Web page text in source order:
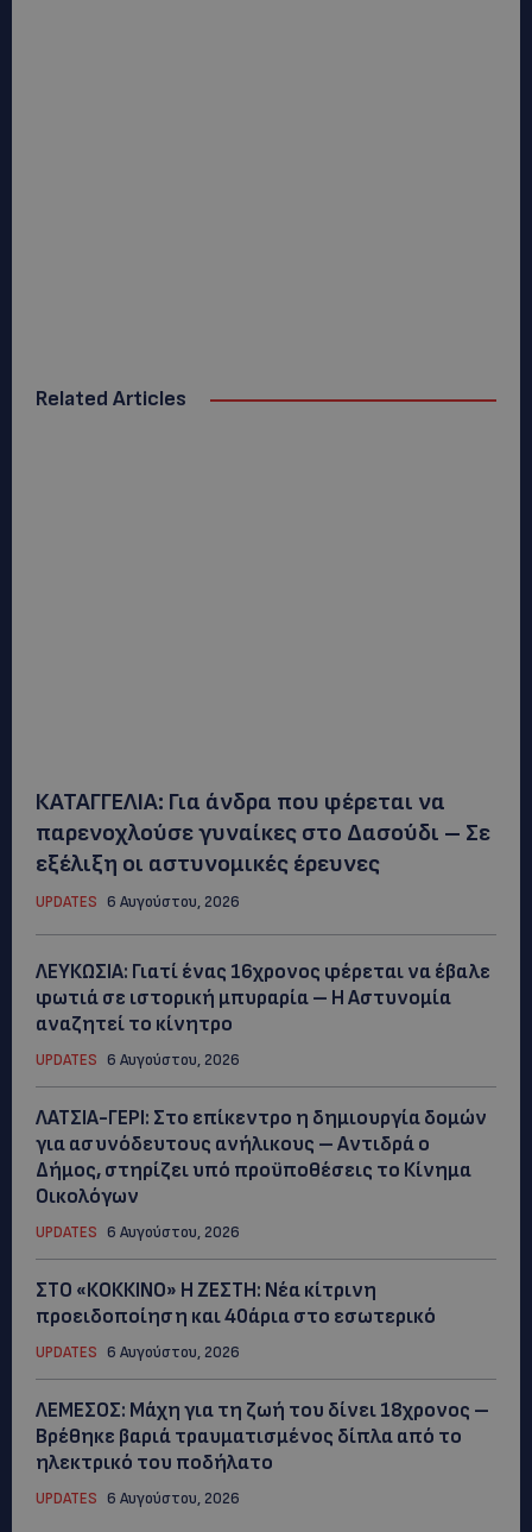
Related Articles
ΚΑΤΑΓΓΕΛΙΑ: Για άνδρα που φέρεται να
παρενοχλούσε γυναίκες στο Δασούδι – Σε
εξέλιξη οι αστυνομικές έρευνες
UPDATES 6 Αυγούστου, 2026
ΛΕΥΚΩΣΙΑ: Γιατί ένας 16χρονος φέρεται να έβαλε
φωτιά σε ιστορική μπυραρία – Η Αστυνομία
αναζητεί το κίνητρο
UPDATES 6 Αυγούστου, 2026
ΛΑΤΣΙΑ-ΓΕΡΙ: Στο επίκεντρο η δημιουργία δομών
για ασυνόδευτους ανήλικους – Αντιδρά ο
Δήμος, στηρίζει υπό προϋποθέσεις το Κίνημα
Οικολόγων
UPDATES 6 Αυγούστου, 2026
ΣΤΟ «ΚΟΚΚΙΝΟ» Η ΖΕΣΤΗ: Νέα κίτρινη
προειδοποίηση και 40άρια στο εσωτερικό
UPDATES 6 Αυγούστου, 2026
ΛΕΜΕΣΟΣ: Μάχη για τη ζωή του δίνει 18χρονος –
Βρέθηκε βαριά τραυματισμένος δίπλα από το
ηλεκτρικό του ποδήλατο
UPDATES 6 Αυγούστου, 2026